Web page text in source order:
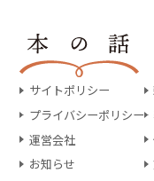
サイトポリシー
プライバシーポリシー
運営会社
お知らせ